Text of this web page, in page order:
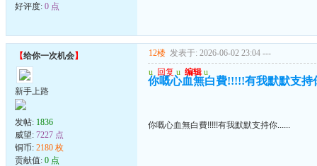
好评度: 0 点
【给你一次机会】
新手上路
发帖: 1836
威望: 7227 点
铜币: 2180 枚
贡献值: 0 点
12楼 发表于: 2026-06-02 23:04 ---
u 回复 u 编辑 u
你嘅心血無白費!!!!!有我默默支持
你嘅心血無白費!!!!!有我默默支持你......